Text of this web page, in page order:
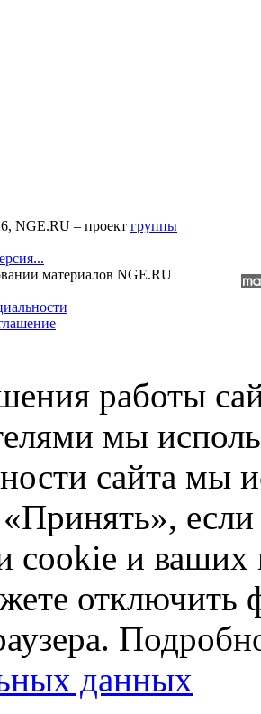
NGE.RU – проект группы
материалов NGE.RU
работы
мы
сайта мы
если
cookie и
отключить
данных